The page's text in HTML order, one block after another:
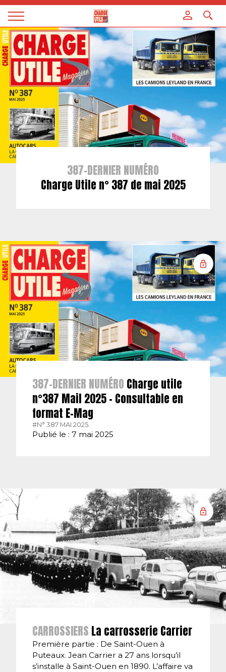
Magazine
Charge
utile
387-DERNIER NUMÉRO
Charge Utile n° 387 de mai 2025
387-DERNIER NUMÉRO Charge utile
n°387 Mail 2025 – Consultable en
format E-Mag
#N° 387 MAI 2025.
Publié le : 7 mai 2025
CARROSSIERS La carrosserie Carrier
Première partie : De Saint-Ouen à
Puteaux. Jean Carrier a 27 ans lorsqu’il
s’installe à Saint-Ouen en 1890. L’affaire va
Panneau de gestion des cookies